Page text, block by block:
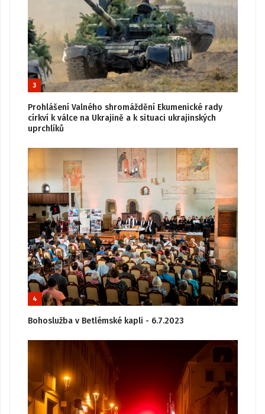
3
Prohlášení Valného shromáždění Ekumenické rady
církví k válce na Ukrajině a k situaci ukrajinských
uprchlíků
4
Bohoslužba v Betlémské kapli - 6.7.2023